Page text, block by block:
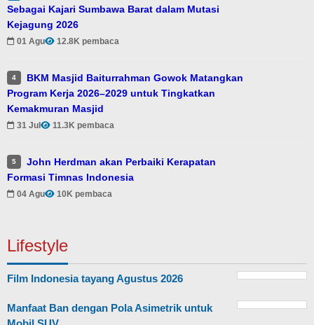
Sebagai Kajari Sumbawa Barat dalam Mutasi
Kejagung 2026
01 Agu 12.8K pembaca
4
BKM Masjid Baiturrahman Gowok Matangkan
Program Kerja 2026–2029 untuk Tingkatkan
Kemakmuran Masjid
31 Jul 11.3K pembaca
5
John Herdman akan Perbaiki Kerapatan
Formasi Timnas Indonesia
04 Agu 10K pembaca
Lifestyle
Film Indonesia tayang Agustus 2026
Manfaat Ban dengan Pola Asimetrik untuk